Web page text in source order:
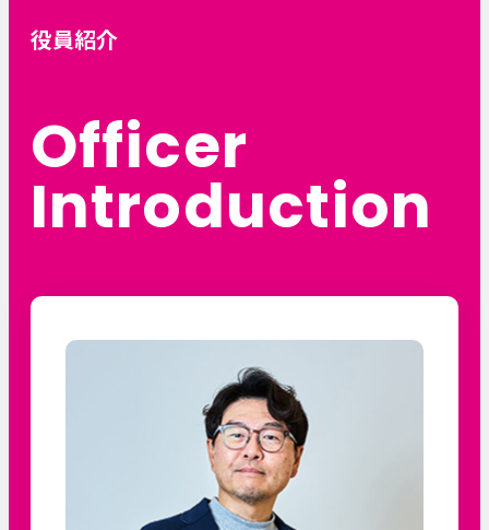
役員紹介
Officer
Introduction